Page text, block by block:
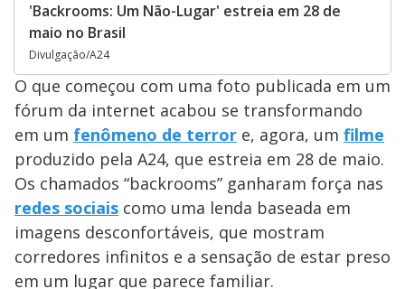
'Backrooms: Um Não-Lugar' estreia em 28 de
maio no Brasil
Divulgação/A24
O que começou com uma foto publicada em um
fórum da internet acabou se transformando
em um fenômeno de terror e, agora, um filme
produzido pela A24, que estreia em 28 de maio.
Os chamados “backrooms” ganharam força nas
redes sociais como uma lenda baseada em
imagens desconfortáveis, que mostram
corredores infinitos e a sensação de estar preso
em um lugar que parece familiar.